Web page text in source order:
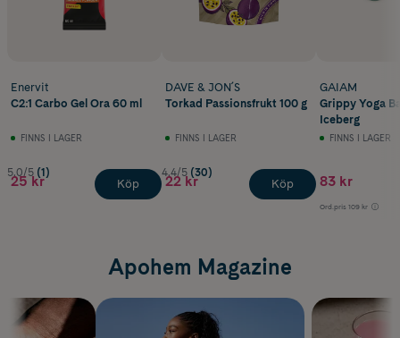
Enervit
C2:1 Carbo Gel Ora 60 ml
FINNS I LAGER
5.0/5 (1)
25 kr Köp
DAVE & JON´S
Torkad Passionsfrukt 100 g
FINNS I LAGER
4.4/5 (30)
22 kr Köp
GAIAM
Grippy Yoga
Iceberg
FINNS I LAGER
83 kr
Ord.pris 109 kr
Apohem Magazine